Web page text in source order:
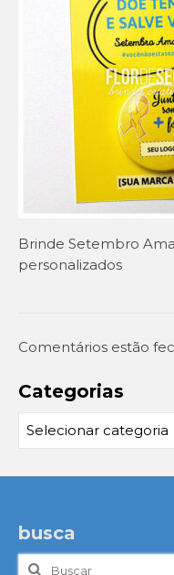
Setembro
Outubro Rosa
Novembro
Outras
Copa do
Festa Caipira
QUEM SOMOS
Brinde Setembro
personalizados
Comentários estão
Categorias
Categorias
busca
Buscar